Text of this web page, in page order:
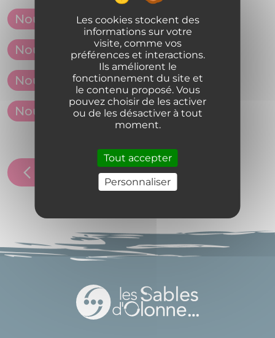
Nous rejoindre sur Facebook
Nous rejoindre sur X
Nous rejoindre sur Instagram
Nous rejoindre sur Youtube
Les cookies stockent des
informations sur votre
visite, comme vos
préférences et interactions.
Ils améliorent le
fonctionnement du site et
le contenu proposé. Vous
pouvez choisir de les activer
ou de les désactiver à tout
moment.
Tout accepter
Personnaliser